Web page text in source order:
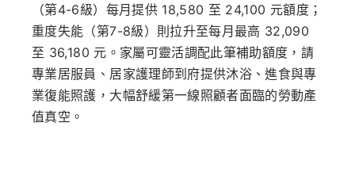
（第4-6級）每月提供 18,580 至 24,100 元額度；
重度失能（第7-8級）則拉升至每月最高 32,090
至 36,180 元。家屬可靈活調配此筆補助額度，請
專業居服員、居家護理師到府提供沐浴、進食與專
業復能照護，大幅舒緩第一線照顧者面臨的勞動產
值真空。